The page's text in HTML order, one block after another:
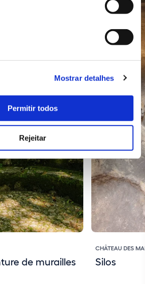
Mostrar detalhes
Permitir todos
Rejeitar
de murailles
CHÂTEAU DES
Silos